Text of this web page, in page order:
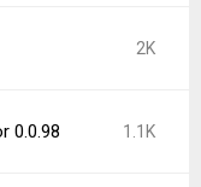
2K
0.0.98 1.1K